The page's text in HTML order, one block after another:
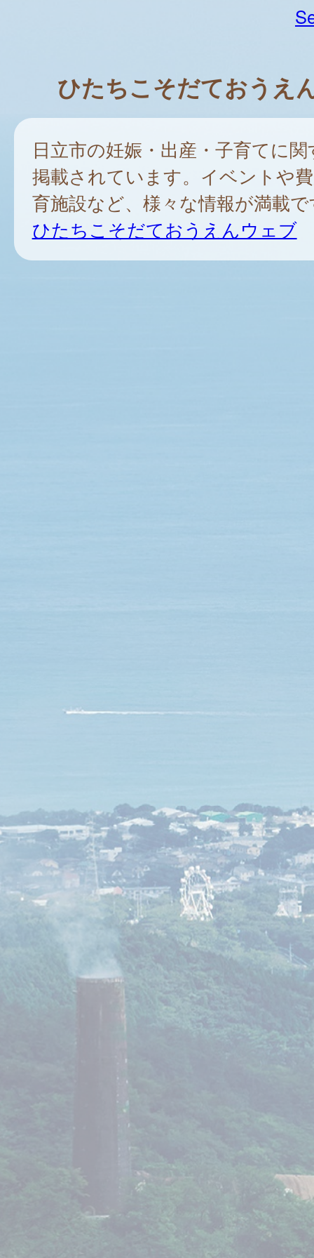
ひたちこそだておうえ
日立市の妊娠・出産・子育てに
掲載されています。イベントや
育施設など、様々な情報が満載
ひたちこそだておうえんウェブ